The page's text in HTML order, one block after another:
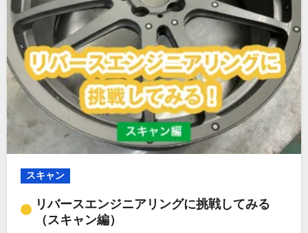
スキャン
リバースエンジニアリングに挑戦してみる
（スキャン編）